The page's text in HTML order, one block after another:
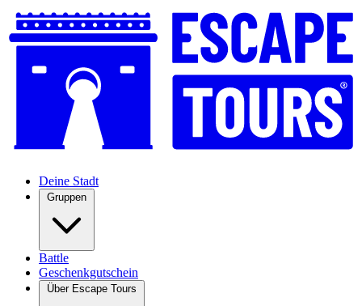
Deine Stadt
Gruppen
Battle
Geschenkgutschein
Über Escape Tours